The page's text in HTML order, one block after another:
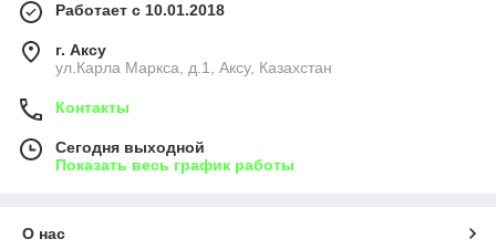
Работает с 10.01.2018
г. Аксу
ул.Карла Маркса, д.1, Аксу, Казахстан
Контакты
Сегодня выходной
Показать весь график работы
О нас